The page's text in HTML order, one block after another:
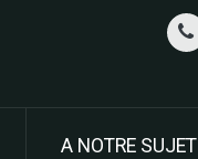
A NOTRE SUJET